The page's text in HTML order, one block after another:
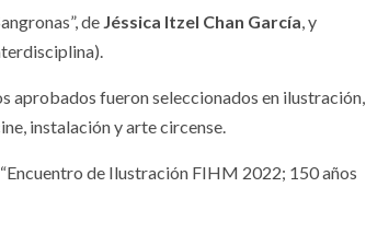
de Jéssica Itzel Chan García, y
aprobados fueron seleccionados en ilustración,
instalación y arte circense.
“Encuentro de Ilustración FIHM 2022; 150 años